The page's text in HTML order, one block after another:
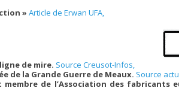
» Article de Erwan UFA,
de mire. Source Creusot-Infos,
de la Grande Guerre de Meaux. Source
membre de l’Association des fabricants